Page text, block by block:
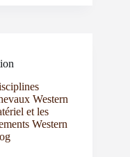
Western
et les
Western